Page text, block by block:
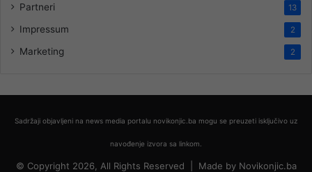
Partneri 13
Impressum 2
Marketing 2
Sadržaji objavljeni na news media portalu novikonjic.ba mogu se preuzeti isključivo uz
navođenje izvora sa linkom.
© Copyright 2026, All Rights Reserved | Made by Novikonjic.ba